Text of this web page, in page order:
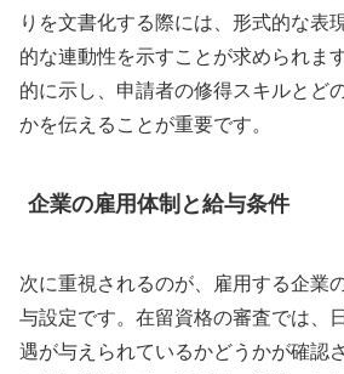
りを文書化する際には、形式的な表
的な連動性を示すことが求められま
的に示し、申請者の修得スキルとど
かを伝えることが重要です。
企業の雇用体制と給与条件
次に重視されるのが、雇用する企業
与設定です。在留資格の審査では、
遇が与えられているかどうかが確認